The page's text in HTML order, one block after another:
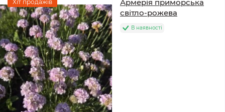
Хіт продажів
Армерія приморська
світло-рожева
В наявності